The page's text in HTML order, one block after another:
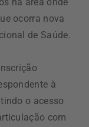
ocorra nova
de Saúde.
à
o acesso
com